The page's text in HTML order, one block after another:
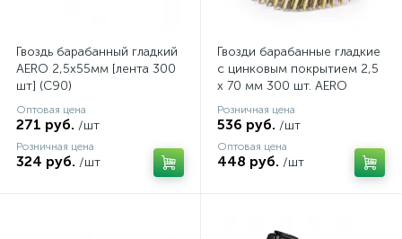
Гвоздь барабанный гладкий
AERO 2,5х55мм [лента 300
шт] (C90)
Оптовая цена
271 руб. /шт
Розничная цена
324 руб. /шт
Гвозди барабанные гладкие
с цинковым покрытием 2,5
х 70 мм 300 шт. AERO
Розничная цена
536 руб. /шт
Оптовая цена
448 руб. /шт